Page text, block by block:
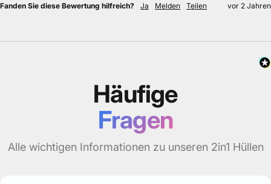
Fanden Sie diese Bewertung hilfreich? Ja Melden Teilen vor 2 Jahren
Häufige
Fragen
Alle wichtigen Informationen zu unseren 2in1 Hüllen